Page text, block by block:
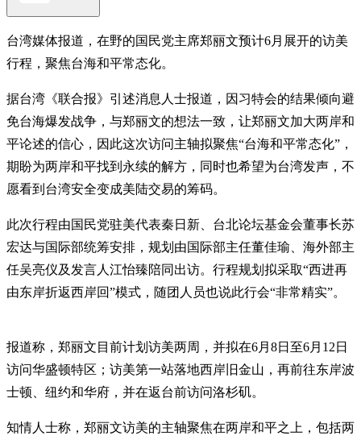
台湾媒体报道，在野的国民党主席郑丽文预计6月展开的访美
行程，聚焦台海和平常态化。
据台湾《联合报》引述消息人士报道，因习特会的结果倾向避
免台海爆发战争，与郑丽文的想法一致，让郑丽文加大两岸和
平论述的信心，因此这次访问主轴拟聚焦“台海和平常态化”，
期盼为两岸和平找到永续的解方，同时也希望为台湾发声，不
愿看到台湾安全变成美陆交易的筹码。
此次行程由国民党驻美代表秦日新、台北论坛基金会董事长苏
宏达与国际部统筹安排，规划由国际部主任董佳瑜、海外部主
任吴亮仪及发言人江怡臻陪同出访。行程规划拟采取“西进再
由东岸折返西岸回”模式，随团人员也说此行会“非常精实”。
报道称，郑丽文目前计划访美两周，并拟在6月8日至6月12日
访问华盛顿特区；访美第一站落地西岸旧金山，再前往东岸波
士顿、纽约和华府，并在返台前访问洛杉矶。
知情人士称，郑丽文访美的主轴聚焦在两岸和平之上，包括两